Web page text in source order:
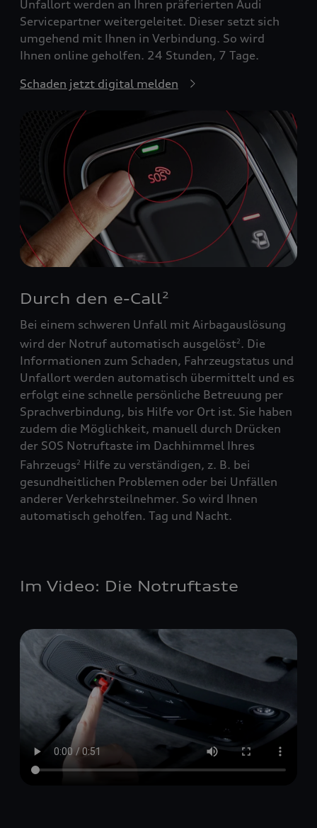
Unfallort werden an Ihren präferierten Audi
Servicepartner weitergeleitet. Dieser setzt sich
umgehend mit Ihnen in Verbindung. So wird
Ihnen online geholfen. 24 Stunden, 7 Tage.
Schaden jetzt digital melden
Durch den e-Call2
Bei einem schweren Unfall mit Airbagauslösung
wird der Notruf automatisch ausgelöst2 . Die
Informationen zum Schaden, Fahrzeugstatus und
Unfallort werden automatisch übermittelt und es
erfolgt eine schnelle persönliche Betreuung per
Sprachverbindung, bis Hilfe vor Ort ist. Sie haben
zudem die Möglichkeit, manuell durch Drücken
der SOS Notruftaste im Dachhimmel Ihres
Fahrzeugs2 Hilfe zu verständigen, z. B. bei
gesundheitlichen Problemen oder bei Unfällen
anderer Verkehrsteilnehmer. So wird Ihnen
automatisch geholfen. Tag und Nacht.
Im Video: Die Notruftaste